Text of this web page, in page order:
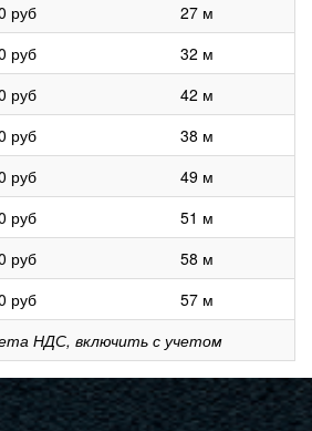
руб
27 м
руб
32 м
руб
42 м
руб
38 м
руб
49 м
руб
51 м
руб
58 м
руб
57 м
НДС, включить с учетом